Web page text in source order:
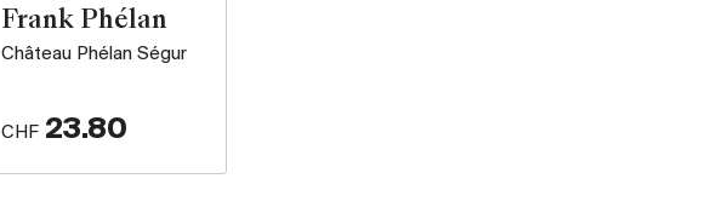
Frank Phélan
Château Phélan Ségur
CHF 23.80